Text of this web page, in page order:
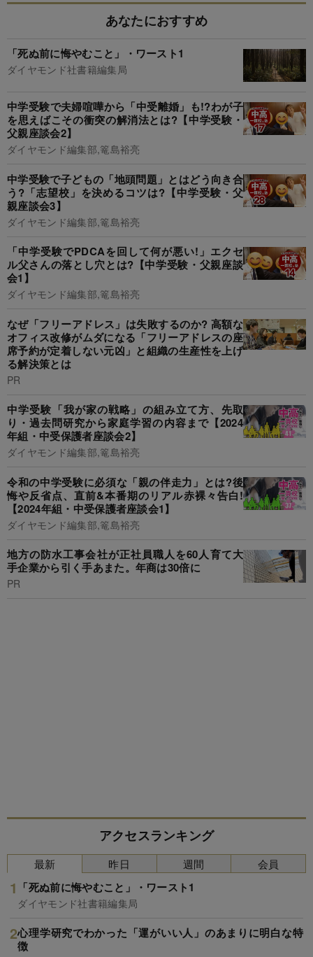
あなたにおすすめ
「死ぬ前に悔やむこと」・ワースト1
ダイヤモンド社書籍編集局
中学受験で夫婦喧嘩から「中受離婚」も!?わが子
を思えばこその衝突の解消法とは?【中学受験・
父親座談会2】
ダイヤモンド編集部,篭島裕亮
中学受験で子どもの「地頭問題」とはどう向き合
う?「志望校」を決めるコツは?【中学受験・父
親座談会3】
ダイヤモンド編集部,篭島裕亮
「中学受験でPDCAを回して何が悪い!」エクセ
ル父さんの落とし穴とは?【中学受験・父親座談
会1】
ダイヤモンド編集部,篭島裕亮
なぜ「フリーアドレス」は失敗するのか? 高額な
オフィス改修がムダになる「フリーアドレスの座
席予約が定着しない元凶」と組織の生産性を上げ
る解決策とは
PR
中学受験「我が家の戦略」の組み立て方、先取
り・過去問研究から家庭学習の内容まで【2024
年組・中受保護者座談会2】
ダイヤモンド編集部,篭島裕亮
令和の中学受験に必須な「親の伴走力」とは?後
悔や反省点、直前&本番期のリアル赤裸々告白!
【2024年組・中受保護者座談会1】
ダイヤモンド編集部,篭島裕亮
地方の防水工事会社が正社員職人を60人育て大
手企業から引く手あまた。年商は30倍に
PR
アクセスランキング
最新
「死ぬ前に悔やむこと」・ワースト1
ダイヤモンド社書籍編集局
心理学研究でわかった「運がいい人」のあまりに明白な特
徴
昨日 週間 会員